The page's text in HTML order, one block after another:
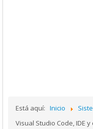
Está aquí: Inicio
Visual Studio Code, IDE